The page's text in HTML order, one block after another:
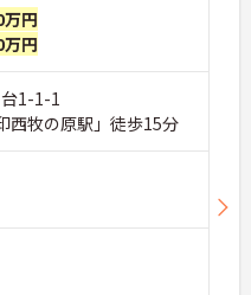
円
円
1-1-1
西牧の原駅」徒歩15分